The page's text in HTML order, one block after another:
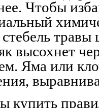
Чтобы
стебель
высохнет
Яма или
купить